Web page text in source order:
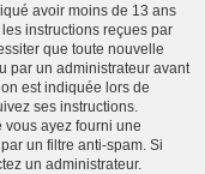
avoir moins de 13 ans
instructions reçues par
que toute nouvelle
par un administrateur avant
est indiquée lors de
ses instructions.
vous ayez fourni une
un filtre anti-spam. Si
un administrateur.